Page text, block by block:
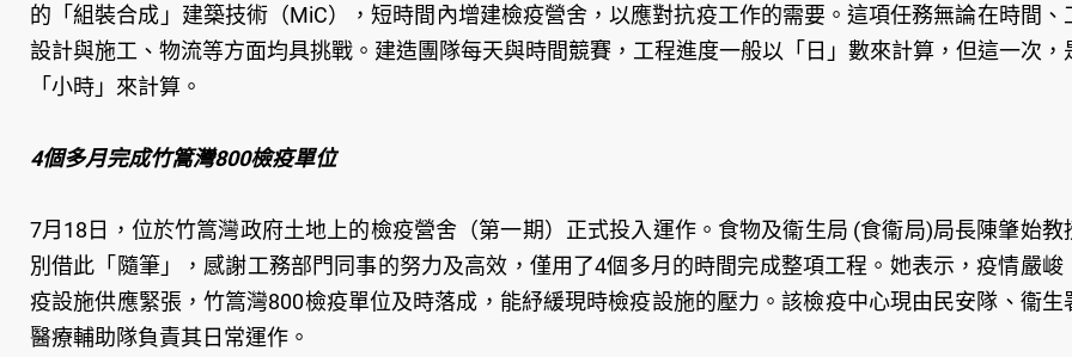
的「組裝合成」建築技術（MiC），短時間內增建檢疫營舍，以應對抗疫工作的需要。這項任務無論在時間、
設計與施工、物流等方面均具挑戰。建造團隊每天與時間競賽，工程進度一般以「日」數來計算，但這一次，
「小時」來計算。
4個多月完成竹篙灣800檢疫單位
7月18日，位於竹篙灣政府土地上的檢疫營舍（第一期）正式投入運作。食物及衞生局 (食衞局)局長陳肇始教
別借此「隨筆」，感謝工務部門同事的努力及高效，僅用了4個多月的時間完成整項工程。她表示，疫情嚴峻
疫設施供應緊張，竹篙灣800檢疫單位及時落成，能紓緩現時檢疫設施的壓力。該檢疫中心現由民安隊、衞生
醫療輔助隊負責其日常運作。